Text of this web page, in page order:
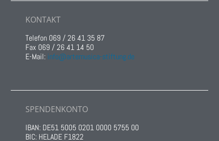
KONTAKT
Telefon 069 / 26 41 35 87
Fax 069 / 26 41 14 50
E-Mail: info@artemusica-stiftung.de
SPENDENKONTO
IBAN: DE51 5005 0201 0000 5755 00
BIC: HELADE F1822